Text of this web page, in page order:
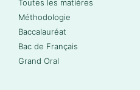
Toutes les matières
Méthodologie
Baccalauréat
Bac de Français
Grand Oral